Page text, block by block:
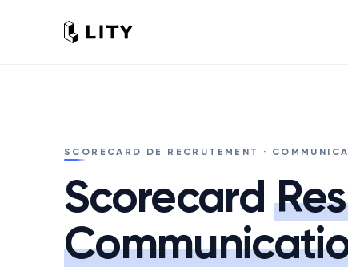
SCORECARD DE RECRUTEMENT ·
Scorecard